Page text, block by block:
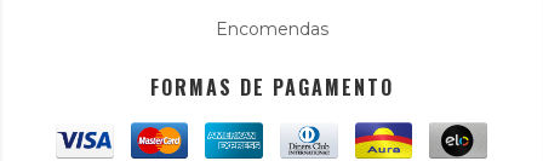
Encomendas
FORMAS DE PAGAMENTO